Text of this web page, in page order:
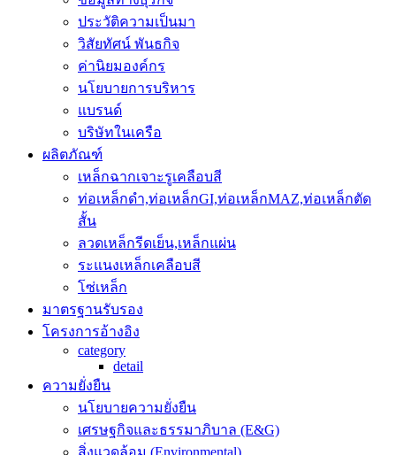
ประวัติความเป็นมา
วิสัยทัศน์ พันธกิจ
ค่านิยมองค์กร
นโยบายการบริหาร
แบรนด์
บริษัทในเครือ
ผลิตภัณฑ์
เหล็กฉากเจาะรูเคลือบสี
ท่อเหล็กดำ,ท่อเหล็กGI,ท่อเหล็กMAZ,ท่อเหล็กตัด
สั้น
ลวดเหล็กรีดเย็น,เหล็กแผ่น
ระแนงเหล็กเคลือบสี
โซ่เหล็ก
มาตรฐานรับรอง
โครงการอ้างอิง
category
detail
ความยั่งยืน
นโยบายความยั่งยืน
เศรษฐกิจและธรรมาภิบาล (E&G)
สิ่งแวดล้อม (Environmental)